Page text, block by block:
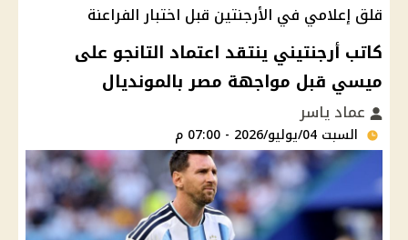
قلق إعلامي في الأرجنتين قبل اختبار الفراعنة
كاتب أرجنتيني ينتقد اعتماد التانجو على
ميسي قبل مواجهة مصر بالمونديال
عماد ياسر
السبت 04/يوليو/2026 - 07:00 م